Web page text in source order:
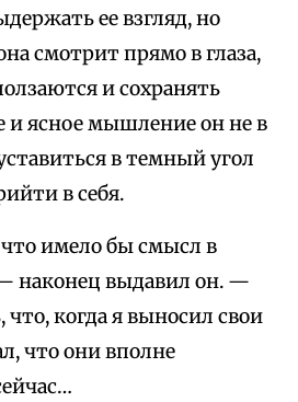
ее взгляд, но
смотрит прямо в глаза,
и сохранять
и ясное мышление он не в
в темный угол
в себя.
имело бы смысл в
наконец выдавил он. —
когда я выносил свои
что они вполне